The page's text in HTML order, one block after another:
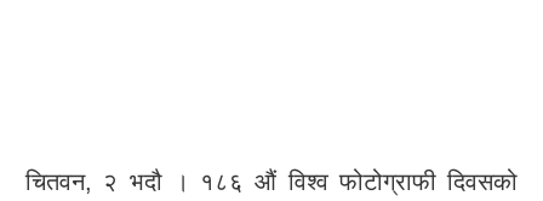
चितवन, २ भदौ । १८६ औं विश्व फोटोग्राफी दिवसको